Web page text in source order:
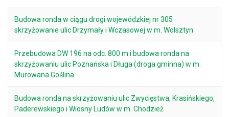
Budowa ronda w ciągu drogi wojewódzkiej nr 305
skrzyżowanie ulic Drzymały i Wczasowej w m. Wolsztyn
Przebudowa DW 196 na odc. 800 m i budowa ronda na
skrzyżowaniu ulic Poznańska i Długa (droga gminna) w m.
Murowana Goślina
Budowa ronda na skrzyżowaniu ulic Zwycięstwa, Krasińskiego,
Paderewskiego i Wiosny Ludów w m. Chodzież